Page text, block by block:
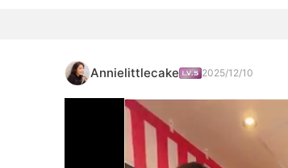
Annielittlecake 2025/12/10